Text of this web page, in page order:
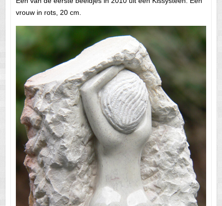
vrouw in rots, 20 cm.